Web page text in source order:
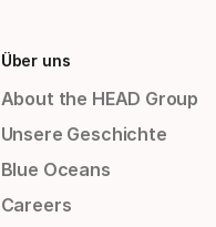
Über uns
About the HEAD Group
Unsere Geschichte
Blue Oceans
Careers